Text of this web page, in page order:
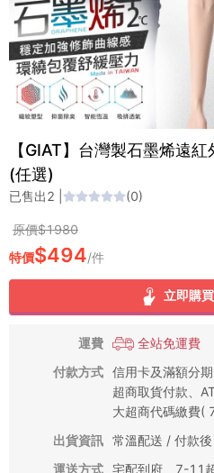
【GIAT】台灣製石墨烯遠
(任選)
已售出2 (0)
原價$1980
特價$494/件
立即購
運費
全站免運費
付款方式 信用卡及滿額分
超商取貨付款、
大超商代碼繳費(
出貨資訊 常溫配送 / 付款
運送方式 宅配到府 7-11